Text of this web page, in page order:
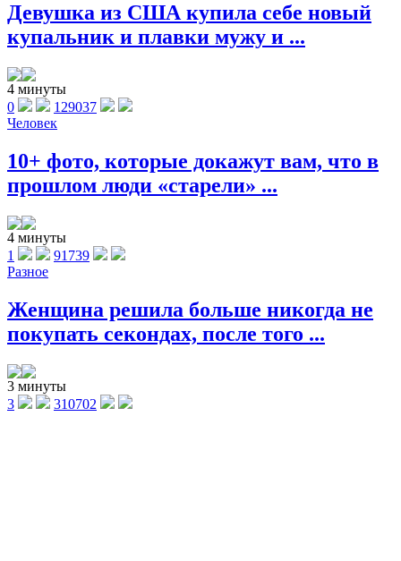
Девушка из США купила себе новый
купальник и плавки мужу и ...
4 минуты
0
129037
Человек
10+ фото, которые докажут вам, что в
прошлом люди «старели» ...
4 минуты
1
91739
Разное
Женщина решила больше никогда не
покупать секондах, после того ...
3 минуты
3
310702